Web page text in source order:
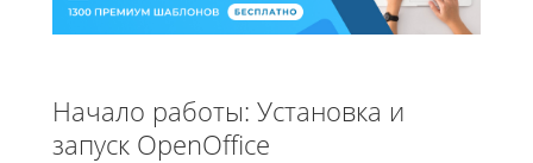
Начало работы: Установка и
запуск OpenOffice